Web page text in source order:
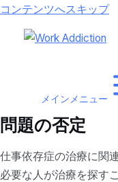
コンテンツへスキップ
メインメニュー
問題の否定
仕事依存症の治療に関
必要な人が治療を探す